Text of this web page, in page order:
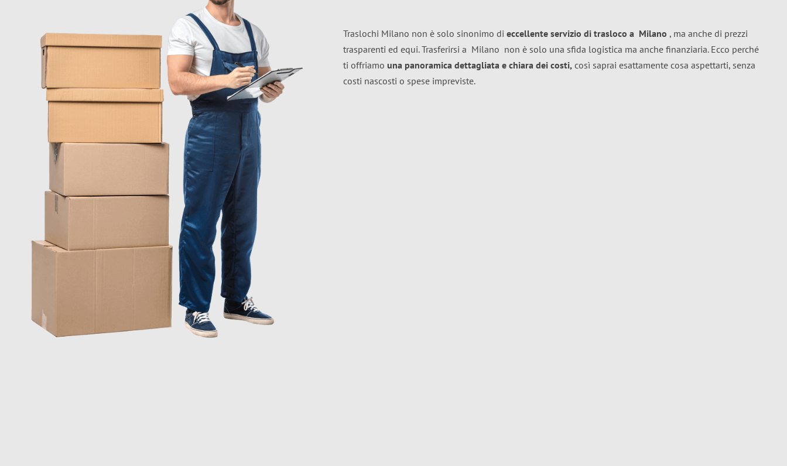
Traslochi Milano non è solo sinonimo di eccellente servizio di trasloco a Milano , ma anche di prezzi
trasparenti ed equi. Trasferirsi a Milano non è solo una sfida logistica ma anche finanziaria. Ecco perché
ti offriamo una panoramica dettagliata e chiara dei costi, così saprai esattamente cosa aspettarti, senza
costi nascosti o spese impreviste.